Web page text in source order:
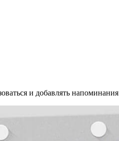
и добавлять напоминания